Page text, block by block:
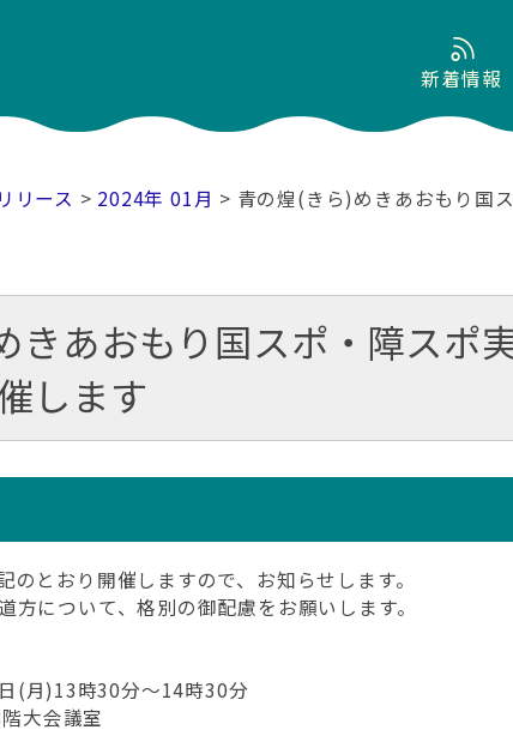
新着情報
リース > 2024年 01月 > 青の煌(きら)めきあおもり国
きあおもり国スポ・障スポ
します
のとおり開催しますので、お知らせします。
方について、格別の御配慮をお願いします。
(月)13時30分～14時30分
大会議室